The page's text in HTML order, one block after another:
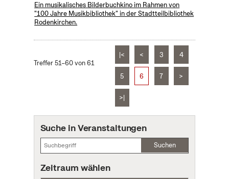
Ein musikalisches Bilderbuchkino im Rahmen von
"100 Jahre Musikbibliothek" in der Stadtteilbibliothek
Rodenkirchen.
Treffer 51–60 von 61
|< < 3 4
5 6 7 >
>|
Suche in Veranstaltungen
Suchen
Zeitraum wählen